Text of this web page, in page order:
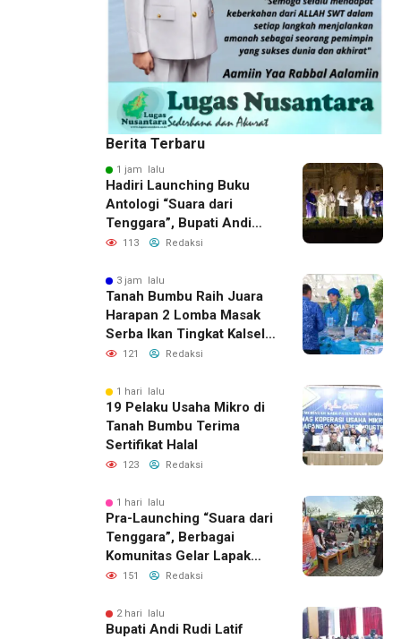
Berita Terbaru
1 jam lalu
Hadiri Launching Buku
Antologi “Suara dari
Tenggara”, Bupati Andi
Rudi Latif Apresiasi
Bumi Bersujud
113 Redaksi
3 jam lalu
Tanah Bumbu Raih Juara
Harapan 2 Lomba Masak
Serba Ikan Tingkat Kalsel
2026
121 Redaksi
1 hari lalu
19 Pelaku Usaha Mikro di
Tanah Bumbu Terima
Sertifikat Halal
123 Redaksi
1 hari lalu
Pra-Launching “Suara dari
Tenggara”, Berbagai
Komunitas Gelar Lapak
Baca di Bandara Bersujud
151 Redaksi
2 hari lalu
Bupati Andi Rudi Latif